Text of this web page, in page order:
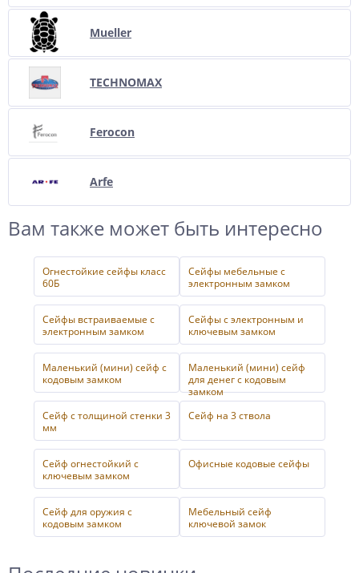
Mueller
TECHNOMAX
Ferocon
Arfe
Вам также может быть интересно
Огнестойкие сейфы класс
60Б
Сейфы мебельные с
электронным замком
Сейфы встраиваемые с
электронным замком
Сейфы с электронным и
ключевым замком
Маленький (мини) сейф с
кодовым замком
Маленький (мини) сейф
для денег с кодовым
замком
Сейф с толщиной стенки 3
мм
Сейф на 3 ствола
Сейф огнестойкий с
ключевым замком
Офисные кодовые сейфы
Сейф для оружия с
кодовым замком
Мебельный сейф
ключевой замок